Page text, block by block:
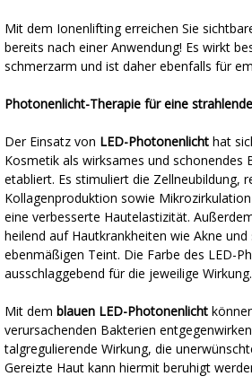
Mit dem Ionenlifting erreichen Sie
bereits nach einer Anwendung! Es wirkt
schmerzarm und ist daher ebenfalls für
Photonenlicht-Therapie für eine
Der Einsatz von LED-Photonenlicht hat
Kosmetik als wirksames und schonendes
etabliert. Es stimuliert die Zellneubildung,
Kollagenproduktion sowie
eine verbesserte Hautelastizität.
heilend auf Hautkrankheiten wie Akne
ebenmäßigen Teint. Die Farbe des LED-
ausschlaggebend für die jeweilige Wirkung.
Mit dem blauen LED-Photonenlicht
verursachenden Bakterien
talgregulierende Wirkung, die
Gereizte Haut kann hiermit beruhigt